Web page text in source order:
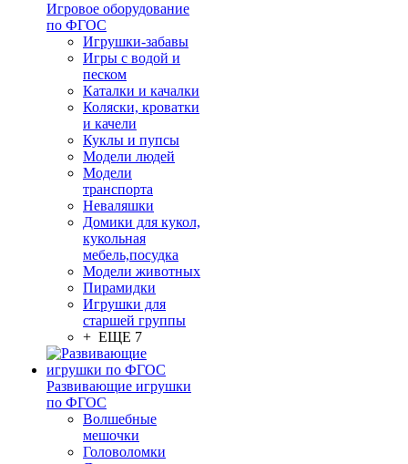
Игровое оборудование
по ФГОС
Игрушки-забавы
Игры с водой и
песком
Каталки и качалки
Коляски, кроватки
и качели
Куклы и пупсы
Модели людей
Модели
транспорта
Неваляшки
Домики для кукол,
кукольная
мебель,посудка
Модели животных
Пирамидки
Игрушки для
старшей группы
+ ЕЩЕ 7
Развивающие игрушки
по ФГОС
Волшебные
мешочки
Головоломки